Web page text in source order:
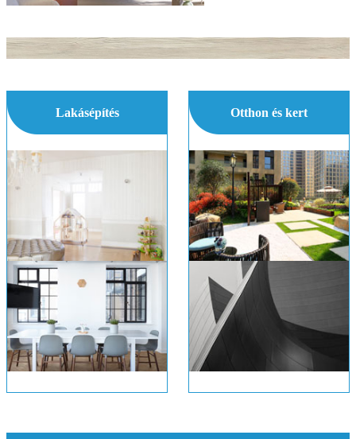
Lakásépítés Otthon és kert